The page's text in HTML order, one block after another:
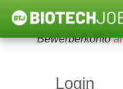
Um diese
Bewerberkonto
Login